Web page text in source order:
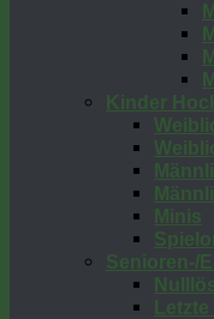
Kinder
Minis
Senioren-/